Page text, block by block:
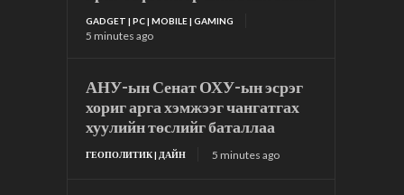
GADGET | PC | MOBILE | GAMING
5 minutes ago
АНУ-ын Сенат ОХУ-ын эсрэг
хориг арга хэмжээг чангатгах
хуулийн төслийг баталлаа
ГЕОПОЛИТИК | ДАЙН 5 minutes ago